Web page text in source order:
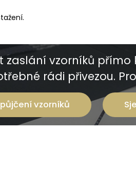
vzorníků
rádi přivezou.
vzorníků